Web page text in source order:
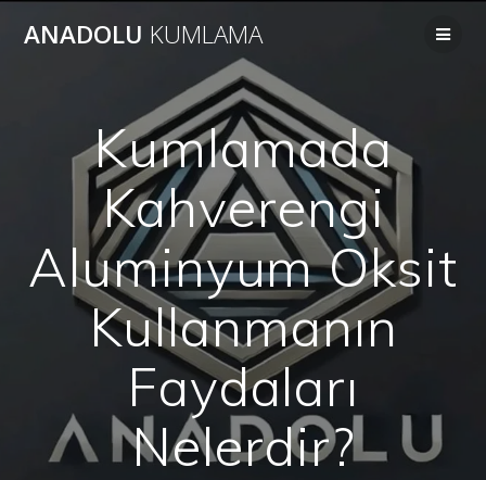
to
content
ANADOLU KUMLAMA
Kumlamada
Kahverengi
Aluminyum Oksit
Kullanmanın
Faydaları
Nelerdir?